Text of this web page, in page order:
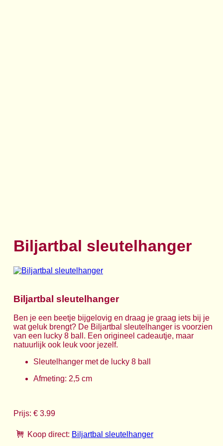
Biljartbal sleutelhanger
Biljartbal sleutelhanger
Ben je een beetje bijgelovig en draag je graag iets bij je
wat geluk brengt? De Biljartbal sleutelhanger is voorzien
van een lucky 8 ball. Een origineel cadeautje, maar
natuurlijk ook leuk voor jezelf.
Sleutelhanger met de lucky 8 ball
Afmeting: 2,5 cm
Prijs: € 3.99
Koop direct: Biljartbal sleutelhanger